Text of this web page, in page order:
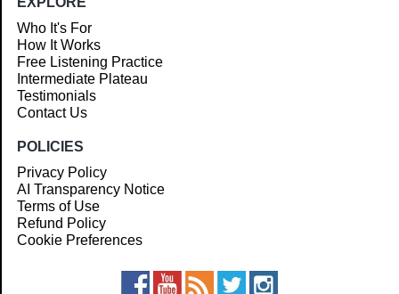
Who It's For
How It Works
Free Listening Practice
Intermediate Plateau
Testimonials
Contact Us
POLICIES
Privacy Policy
AI Transparency Notice
Terms of Use
Refund Policy
Cookie Preferences